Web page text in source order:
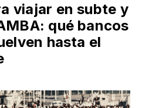
viajar en subte y
qué bancos
hasta el